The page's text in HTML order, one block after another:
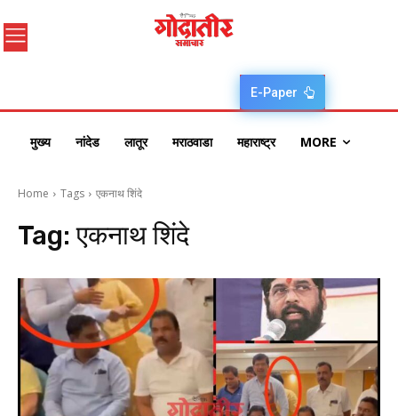
E-Paper
मुख्य नांदेड लातूर मराठवाडा महाराष्ट्र MORE
Home Tags एकनाथ शिंदे
Tag:एकनाथ शिंदे